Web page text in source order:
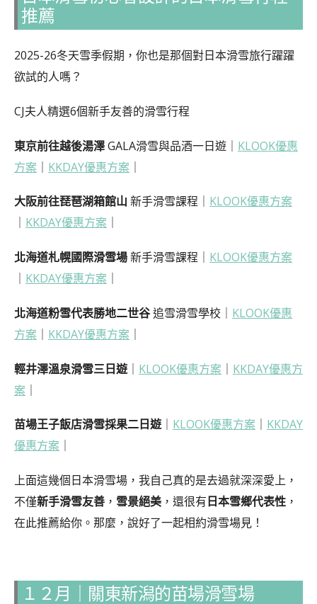
推薦
2025-26冬天雪季假期，你也是那個對日本滑雪旅行躍躍
欲試的人嗎？
CJ夫人精選6個新手友善的滑雪行程
東京前往越後湯澤GALA滑雪與品酒一日遊｜ KLOOK優惠
方案
KKDAY優惠方案
大阪前往琵琶湖箱館山 新手滑雪課程｜ KLOOK優惠方案
KKDAY優惠方案
北海道札幌國際滑雪場新手滑雪課程｜ KLOOK優惠方案
KKDAY優惠方案
北海道粉雪代表勝地二世谷追雪滑雪學校｜ KLOOK優惠
方案
KKDAY優惠方案
輕井澤溫泉滑雪三日遊｜ KLOOK優惠方案
KKDAY優惠方
案
苗場王子飯店滑雪採果二日遊｜ KLOOK優惠方案
KKDAY
優惠方案
上面這幾個日本滑雪場，我自己真的是去過就深深愛上，
不僅新手滑雪友善 ， 雪景絕美 ，還很有日本雪鄉代表性 ，
在此推薦給你。那麼，說好了一起相約滑雪場見！
１２月｜關東新潟的苗場滑雪場